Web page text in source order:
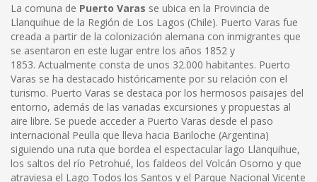
La comuna de Puerto Varas se ubica en la Provincia de
Llanquihue de la Región de Los Lagos (Chile). Puerto Varas fue
creada a partir de la colonización alemana con inmigrantes que
se asentaron en este lugar entre los años 1852 y
1853. Actualmente consta de unos 32.000 habitantes. Puerto
Varas se ha destacado históricamente por su relación con el
turismo. Puerto Varas se destaca por los hermosos paisajes del
entorno, además de las variadas excursiones y propuestas al
aire libre. Se puede acceder a Puerto Varas desde el paso
internacional Peulla que lleva hacia Bariloche (Argentina)
siguiendo una ruta que bordea el espectacular lago Llanquihue,
los saltos del río Petrohué, los faldeos del Volcán Osorno y que
atraviesa el Lago Todos los Santos y el Parque Nacional Vicente